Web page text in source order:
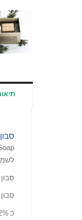
כ 72% מסבון הרוזמרין זה שמן זית למאכל. שמן מזיתים הידועים באיכותם ומכילים ריכוז גבוה של ויטמינים